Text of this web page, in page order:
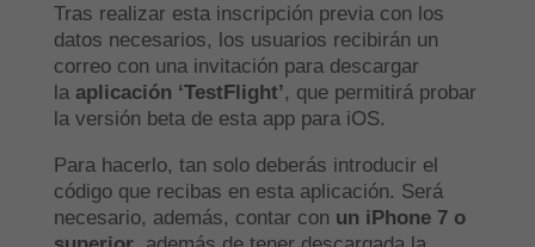
Tras realizar esta inscripción previa con los
datos necesarios, los usuarios recibirán un
correo con una invitación para descargar
la aplicación ‘TestFlight’, que permitirá probar
la versión beta de esta app para iOS.
Para hacerlo, tan solo deberás introducir el
código que recibas en esta aplicación. Será
necesario, además, contar con un iPhone 7 o